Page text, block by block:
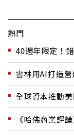
熱門
40週年限定！
雲林用AI打造營
全球資本推動
《哈佛商業評